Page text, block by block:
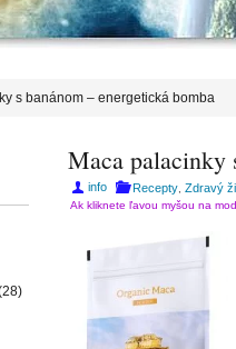
s banánom – energetická bomba
Maca palacinky
info Recepty, Zdravý
Ak kliknete ľavou myšou na